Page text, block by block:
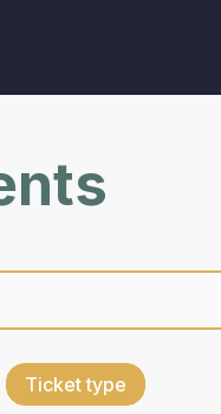
Ticket type